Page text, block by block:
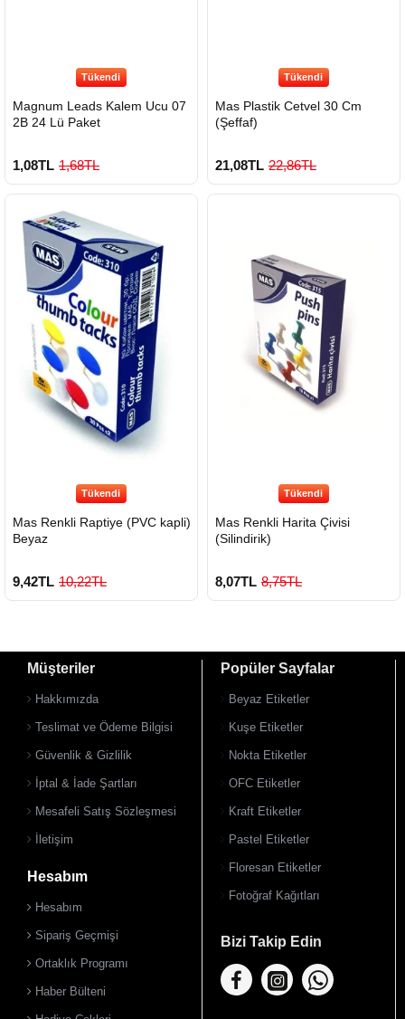
Tükendi
Magnum Leads Kalem Ucu 07
2B 24 Lü Paket
1,08TL 1,68TL
Tükendi
Mas Plastik Cetvel 30 Cm
(Şeffaf)
21,08TL 22,86TL
Tükendi
Mas Renkli Raptiye (PVC kapli)
Beyaz
9,42TL 10,22TL
Tükendi
Mas Renkli Harita Çivisi
(Silindirik)
8,07TL 8,75TL
Müşteriler
Hakkımızda
Teslimat ve Ödeme Bilgisi
Güvenlik & Gizlilik
İptal & İade Şartları
Mesafeli Satış Sözleşmesi
İletişim
Hesabım
Hesabım
Sipariş Geçmişi
Ortaklık Programı
Haber Bülteni
Popüler Sayfalar
Beyaz Etiketler
Kuşe Etiketler
Nokta Etiketler
OFC Etiketler
Kraft Etiketler
Pastel Etiketler
Floresan Etiketler
Fotoğraf Kağıtları
Bizi Takip Edin